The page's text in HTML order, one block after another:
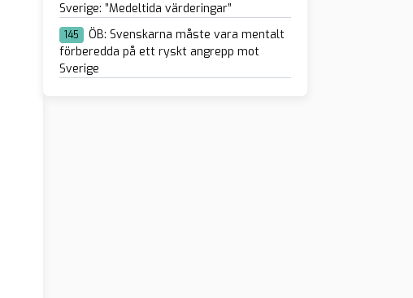
Sverige: ”Medeltida värderingar”
145
ÖB: Svenskarna måste vara mentalt
förberedda på ett ryskt angrepp mot
Sverige